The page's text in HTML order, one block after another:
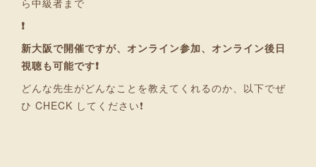
ら中級者まで
❗
新大阪で開催ですが、オンライン参加、オンライン後日
視聴も可能です❗
どんな先生がどんなことを教えてくれるのか、以下でぜ
ひ CHECK してください❗